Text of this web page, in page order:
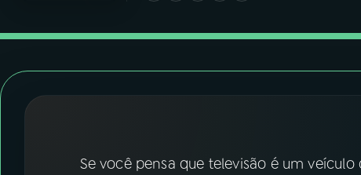
FESTIVAL DE MÚSICA
Se você pensa que televisão é um